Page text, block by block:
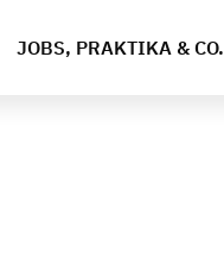
JOBS, PRAKTIKA & CO.